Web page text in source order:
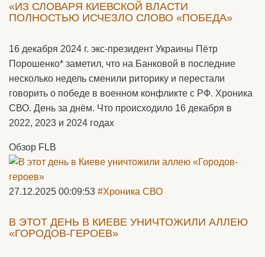
«ИЗ СЛОВАРЯ КИЕВСКОЙ ВЛАСТИ
ПОЛНОСТЬЮ ИСЧЕЗЛО СЛОВО «ПОБЕДА»
16 декабря 2024 г. экс-президент Украины Пётр
Порошенко* заметил, что на Банковой в последние
несколько недель сменили риторику и перестали
говорить о победе в военном конфликте с РФ. Хроника
СВО. День за днём. Что происходило 16 декабря в
2022, 2023 и 2024 годах
Обзор FLB
27.12.2025 00:09:53 #Хроника СВО
В ЭТОТ ДЕНЬ В КИЕВЕ УНИЧТОЖИЛИ АЛЛЕЮ
«ГОРОДОВ-ГЕРОЕВ»